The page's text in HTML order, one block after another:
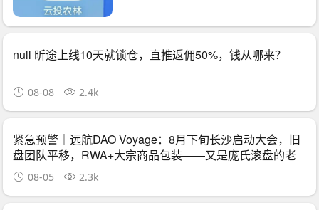
null 昕途上线10天就锁仓，直推返佣50%，钱从哪来？
08-08 2.4k
紧急预警｜远航DAO Voyage：8月下旬长沙启动大会，旧
盘团队平移，RWA+大宗商品包装——又是庞氏滚盘的老
剧本08-05 2.3k